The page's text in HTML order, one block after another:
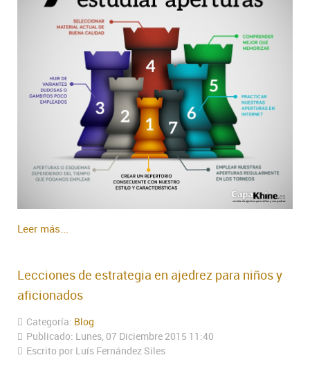
Leer más...
Lecciones de estrategia en ajedrez para niños y
aficionados
Categoría: Blog
Publicado: Lunes, 07 Diciembre 2015 11:40
Escrito por Luís Fernández Siles